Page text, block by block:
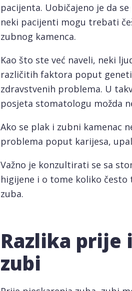
pacijenta. Uobičajeno je da
neki pacijenti mogu trebati
zubnog kamenca.
Kao što ste već naveli, neki
različitih faktora poput
zdravstvenih problema. U
posjeta stomatologu možda
Ako se plak i zubni kamenac
problema poput karijesa,
Važno je konzultirati se sa
higijene i o tome koliko
zuba.
Razlika prije
zubi